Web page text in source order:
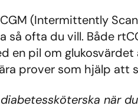
(Intermittently
så ofta du vill. Både
en pil om
prover som hjälp att
när